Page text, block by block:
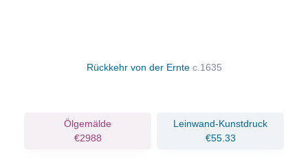
Rückkehr von der Ernte c.1635
Ölgemälde
€2988
Leinwand-Kunstdruck
€55.33